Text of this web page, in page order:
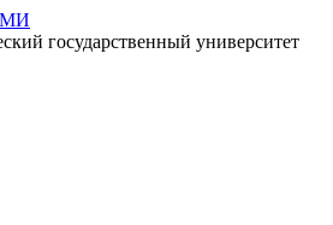
государственный университет